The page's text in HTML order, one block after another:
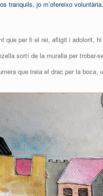
tranquils, jo m’ofereixo
que per fi el rei, afligit i adolorit, hi
sortí de la muralla per trobar-
que treia el drac per la